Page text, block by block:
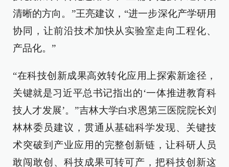
清晰的方向。”王亮建议，“进一步深化产学研用
协同，让前沿技术加快从实验室走向工程化、
产品化。”
“在科技创新成果高效转化应用上探索新途径，
关键就是习近平总书记指出的‘一体推进教育科
技人才发展’。”吉林大学白求恩第三医院院长刘
林林委员建议，贯通从基础科学发现、关键技
术突破到产业应用的完整创新链，让科研人员
敢闯敢创、科技成果可转可产，把科技创新这